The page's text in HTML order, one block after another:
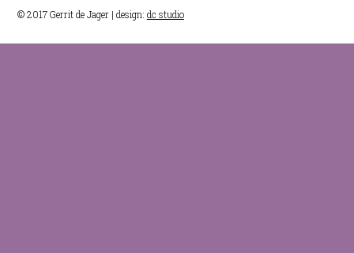
© 2017 Gerrit de Jager | design: dc studio